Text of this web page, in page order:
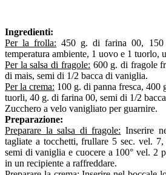
Ingredienti:
Per la frolla: 450 g. di farina 00,
temperatura ambiente, 1 uovo e 1
Per la salsa di fragole: 600 g. di fragole
di mais, semi di 1/2 bacca di vaniglia.
Per la crema: 100 g. di panna fresca, 400
tuorli, 40 g. di farina 00, semi di 1/2
Zucchero a velo vanigliato per guarnire.
Preparazione:
Preparare la salsa di fragole: Inserire
tagliate a tocchetti, frullare 5 sec. vel.
semi di vaniglia e cuocere a 100° vel. 2
in un recipiente a raffreddare.